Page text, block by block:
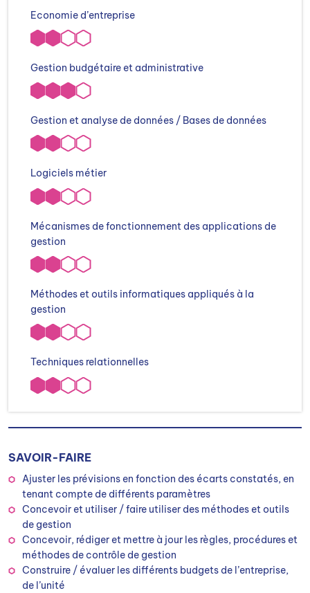
Economie d’entreprise
Gestion budgétaire et administrative
Gestion et analyse de données / Bases de données
Logiciels métier
Mécanismes de fonctionnement des applications de
gestion
Méthodes et outils informatiques appliqués à la
gestion
Techniques relationnelles
SAVOIR-FAIRE
Ajuster les prévisions en fonction des écarts constatés, en
tenant compte de différents paramètres
Concevoir et utiliser / faire utiliser des méthodes et outils
de gestion
Concevoir, rédiger et mettre à jour les règles, procédures et
méthodes de contrôle de gestion
Construire / évaluer les différents budgets de l’entreprise,
de l’unité